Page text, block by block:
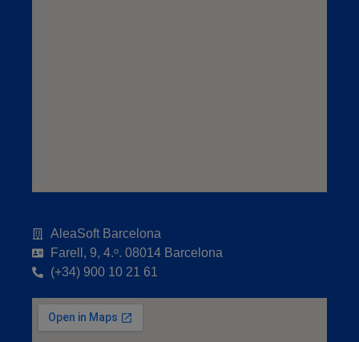
AleaSoft Barcelona
Farell, 9, 4.ᵒ. 08014 Barcelona
(+34) 900 10 21 61